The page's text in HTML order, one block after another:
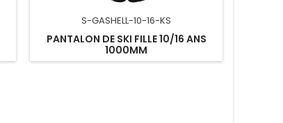
S-GASHELL-10-16-KS
PANTALON DE SKI FILLE 10/16 ANS
1000MM